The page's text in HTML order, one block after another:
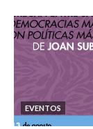
EVENTOS